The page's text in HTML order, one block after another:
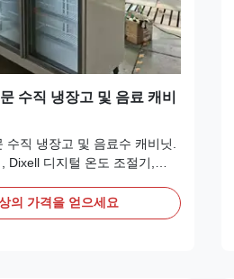
수직 냉장고 및 음료 캐비
수직 냉장고 및 음료수 캐비닛.
Dixell 디지털 온도 조절기,
GEMS 인증을 받았습니
. 투명한 김서림 방지 유리 디
의 가격을 얻으세요